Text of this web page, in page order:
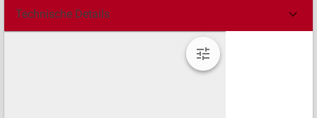
Technische Details